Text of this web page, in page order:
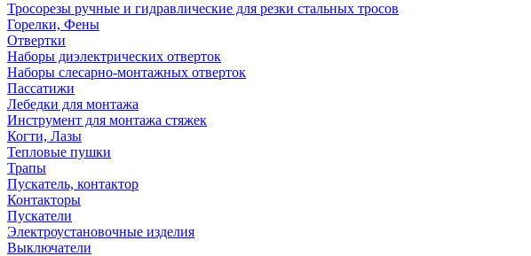
Тросорезы ручные и гидравлические для резки стальных тросов
Горелки, Фены
Отвертки
Наборы диэлектрических отверток
Наборы слесарно-монтажных отверток
Пассатижи
Лебедки для монтажа
Инструмент для монтажа стяжек
Когти, Лазы
Тепловые пушки
Трапы
Пускатель, контактор
Контакторы
Пускатели
Электроустановочные изделия
Выключатели